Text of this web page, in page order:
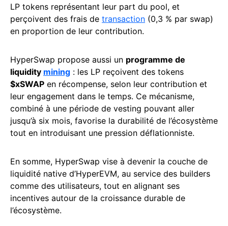
LP tokens représentant leur part du pool, et
perçoivent des frais de transaction (0,3 % par swap)
en proportion de leur contribution.
HyperSwap propose aussi un programme de
liquidity mining : les LP reçoivent des tokens
$xSWAP en récompense, selon leur contribution et
leur engagement dans le temps. Ce mécanisme,
combiné à une période de vesting pouvant aller
jusqu’à six mois, favorise la durabilité de l’écosystème
tout en introduisant une pression déflationniste.
En somme, HyperSwap vise à devenir la couche de
liquidité native d’HyperEVM, au service des builders
comme des utilisateurs, tout en alignant ses
incentives autour de la croissance durable de
l’écosystème.